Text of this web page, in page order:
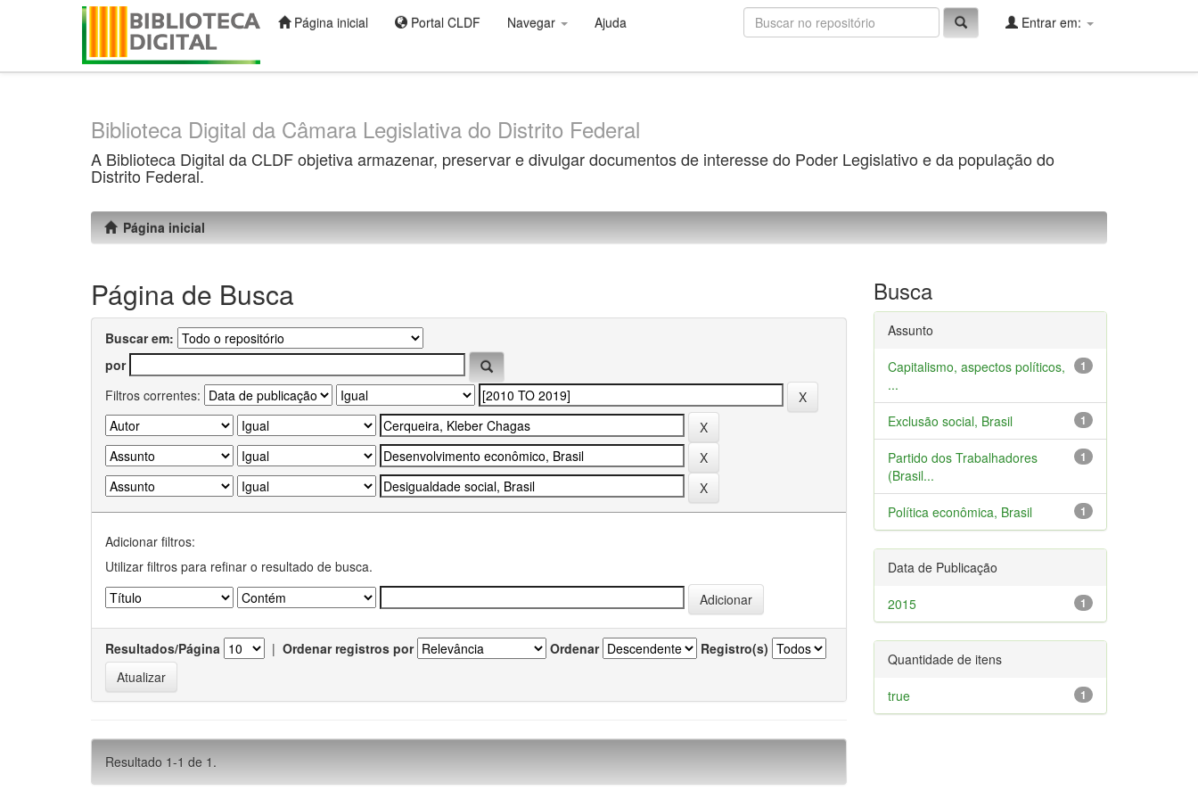
Página inicial Portal CLDF Navegar Ajuda Entrar em:
Biblioteca Digital da Câmara Legislativa do Distrito Federal
A Biblioteca Digital da CLDF objetiva armazenar, preservar e divulgar documentos de interesse do Poder Legislativo e da população do
Distrito Federal.
Página inicial
Página de Busca
Buscar em:
por
Filtros correntes:
Adicionar filtros:
Utilizar filtros para refinar o resultado de busca.
Resultados/Página | Ordenar registros por Ordenar Registro(s)
Resultado 1-1 de 1.
Busca
Assunto
1
Capitalismo, aspectos políticos,
...
1
Exclusão social, Brasil
1
Partido dos Trabalhadores
(Brasil...
1
Política econômica, Brasil
Data de Publicação
1
2015
Quantidade de itens
1
true